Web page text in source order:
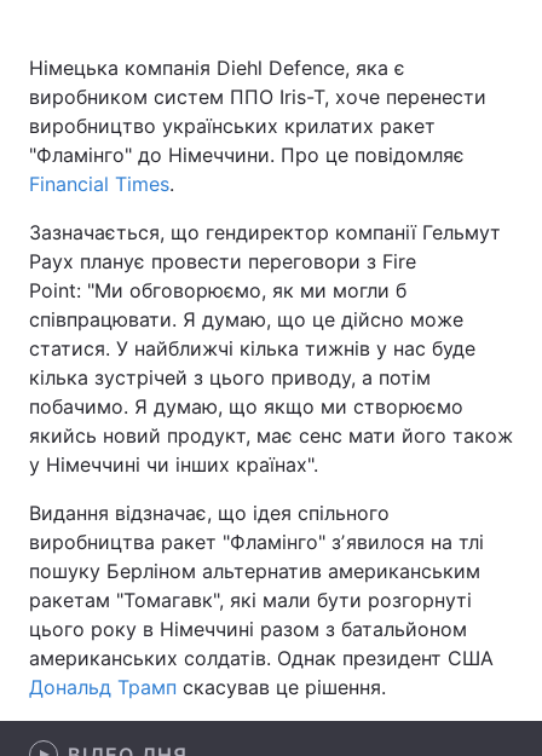
Україна Політика
Економіка Світ
Техно і зв'язок Лайт
Зброя Інциденти
Цікавинки Погода
Екологія Регіони
Лонгріди
Відео з Youtube Статті
Інтерв'ю Думки
Вакансії
Німецька компанія Diehl Defence, яка є
виробником систем ППО Iris-T, хоче перенести
виробництво українських крилатих ракет
"Фламінго" до Німеччини. Про це повідомляє
Financial Times.
Зазначається, що гендиректор компанії Гельмут
Раух планує провести переговори з Fire
Point: "Ми обговорюємо, як ми могли б
співпрацювати. Я думаю, що це дійсно може
статися. У найближчі кілька тижнів у нас буде
кілька зустрічей з цього приводу, а потім
побачимо. Я думаю, що якщо ми створюємо
якийсь новий продукт, має сенс мати його також
у Німеччині чи інших країнах".
Видання відзначає, що ідея спільного
виробництва ракет "Фламінго" зʼявилося на тлі
пошуку Берліном альтернатив американським
ракетам "Томагавк", які мали бути розгорнуті
цього року в Німеччині разом з батальйоном
американських солдатів. Однак президент США
Дональд Трамп скасував це рішення.